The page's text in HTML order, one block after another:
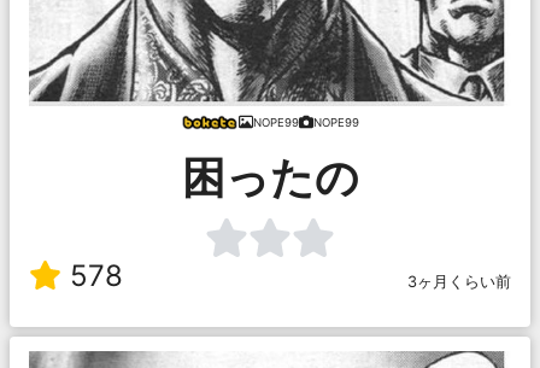
NOPE99 NOPE99
困ったの
578 3ヶ月くらい前